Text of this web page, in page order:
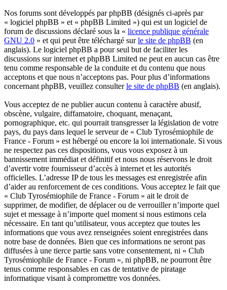
Nos forums sont développés par phpBB (désignés ci-après par
« logiciel phpBB » et « phpBB Limited ») qui est un logiciel de
forum de discussions déclaré sous la « licence publique générale
GNU 2.0 » et qui peut être téléchargé surle site de phpBB (en
anglais). Le logiciel phpBB a pour seul but de faciliter les
discussions sur internet et phpBB Limited ne peut en aucun cas être
tenu comme responsable de la conduite et du contenu que nous
acceptons et que nous n’acceptons pas. Pour plus d’informations
concernant phpBB, veuillez consulterle site de phpBB (en anglais).
Vous acceptez de ne publier aucun contenu à caractère abusif,
obscène, vulgaire, diffamatoire, choquant, menaçant,
pornographique, etc. qui pourrait transgresser la législation de votre
pays, du pays dans lequel le serveur de « Club Tyrosémiophile de
France - Forum » est hébergé ou encore la loi internationale. Si vous
ne respectez pas ces dispositions, vous vous exposez à un
bannissement immédiat et définitif et nous nous réservons le droit
d’avertir votre fournisseur d’accès à internet et les autorités
officielles. L’adresse IP de tous les messages est enregistrée afin
d’aider au renforcement de ces conditions. Vous acceptez le fait que
« Club Tyrosémiophile de France - Forum » ait le droit de
supprimer, de modifier, de déplacer ou de verrouiller n’importe quel
sujet et message à n’importe quel moment si nous estimons cela
nécessaire. En tant qu’utilisateur, vous acceptez que toutes les
informations que vous avez renseignées soient enregistrées dans
notre base de données. Bien que ces informations ne seront pas
diffusées à une tierce partie sans votre consentement, ni « Club
Tyrosémiophile de France - Forum », ni phpBB, ne pourront être
tenus comme responsables en cas de tentative de piratage
informatique visant à compromettre vos données.